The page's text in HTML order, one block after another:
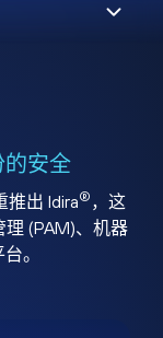
安全
推出 Idira® ，这
(PAM)、机器
。